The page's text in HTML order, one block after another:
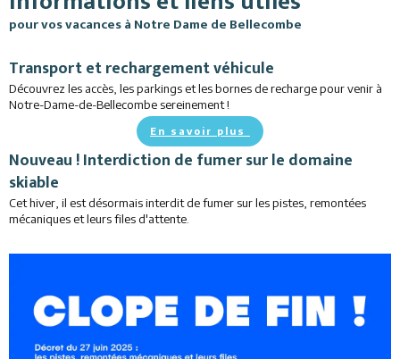
Hébergements
Activités
Animations
Services
pour vos vacances à Notre Dame de Bellecombe
Transport et rechargement véhicule
Découvrez les accès, les parkings et les bornes de recharge pour venir à
Notre-Dame-de-Bellecombe sereinement !
En savoir plus
Nouveau ! Interdiction de fumer sur le domaine
skiable
Cet hiver, il est désormais interdit de fumer sur les pistes, remontées
mécaniques et leurs files d'attente.